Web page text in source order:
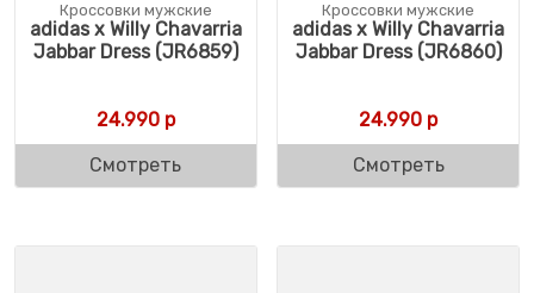
Кроссовки мужские
adidas x Willy Chavarria
Jabbar Dress (JR6859)
24.990р
Смотреть
Кроссовки мужские
adidas x Willy Chavarria
Jabbar Dress (JR6860)
24.990 р
Смотреть